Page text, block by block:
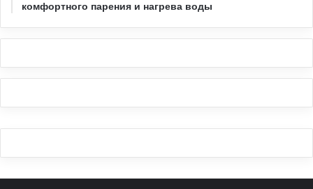
комфортного парения и нагрева воды